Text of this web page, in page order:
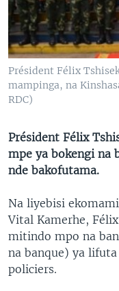
SÉCURITÉ
SCIENCE/
SPORTS
Président Félix
mampinga, na
RDC)
Président Félix
mpe ya bokengi na
nde bakofutama.
Na liyebisi
Vital Kamerhe,
mitindo mpo na
na banque) ya lifuta
policiers.